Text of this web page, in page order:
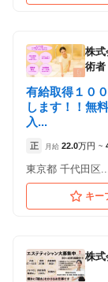
株式
術者
有給取得１０
します！！無
入...
正 月給 22.0万円 ~
東京都 千代田区
キー
株